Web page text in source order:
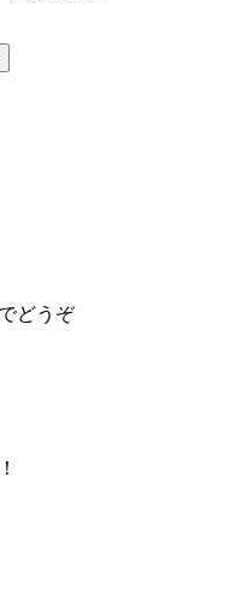
どうぞ